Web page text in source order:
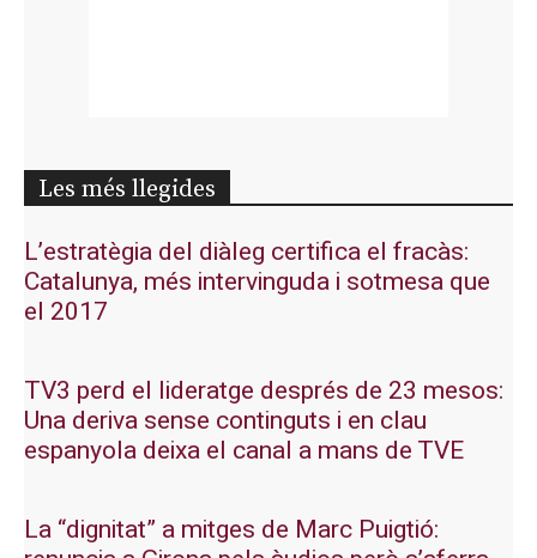
Les més llegides
L’estratègia del diàleg certifica el fracàs:
Catalunya, més intervinguda i sotmesa que
el 2017
TV3 perd el lideratge després de 23 mesos:
Una deriva sense continguts i en clau
espanyola deixa el canal a mans de TVE
La “dignitat” a mitges de Marc Puigtió: